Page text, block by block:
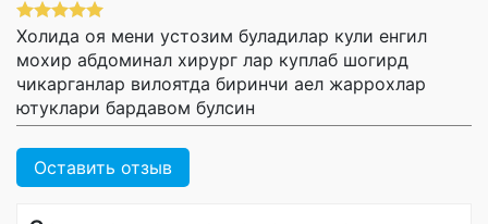
Холида оя мени устозим буладилар кули енгил
мохир абдоминал хирург лар куплаб шогирд
чикарганлар вилоятда биринчи аел жаррохлар
ютуклари бардавом булсин
Оставить отзыв